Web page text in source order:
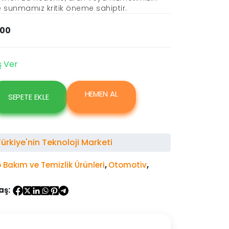
sunmamız kritik öneme sahiptir.
Ver
SEPETE EKLE HEMEN AL
Teknoloji Marketi
Bakım ve Temizlik Ürünleri,Otomotiv,